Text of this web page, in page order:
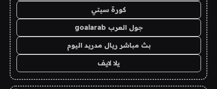
كورة سيتي
جول العرب goalarab
بث مباشر ريال مدريد اليوم
يلا لايف